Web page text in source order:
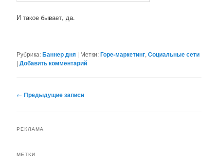
И такое бывает, да.
Рубрика:Баннер дня | Метки:Горе-маркетинг,Социальные сети
|Добавить комментарий
Навигация
записям
← Предыдущие записи
РЕКЛАМА
МЕТКИ